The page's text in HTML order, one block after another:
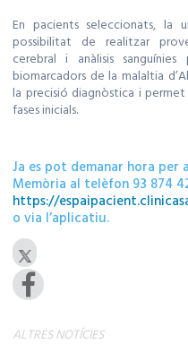
En pacients seleccionats, la
possibilitat de realitzar
cerebral i anàlisis
biomarcadors de la malaltia
la precisió diagnòstica i
fases inicials.
Ja es pot demanar hora per
Memòria al telèfon 93 874
https://
o via l’aplicatiu.
ALTRES NOTÍCIES